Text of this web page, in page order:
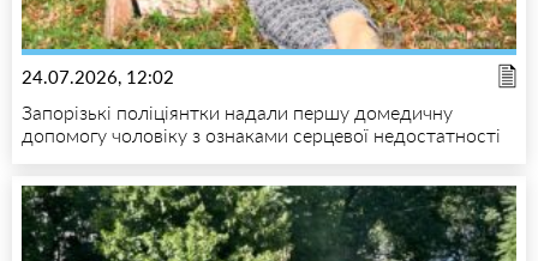
24.07.2026, 12:02
Запорізькі поліціянтки надали першу домедичну
допомогу чоловіку з ознаками серцевої недостатності